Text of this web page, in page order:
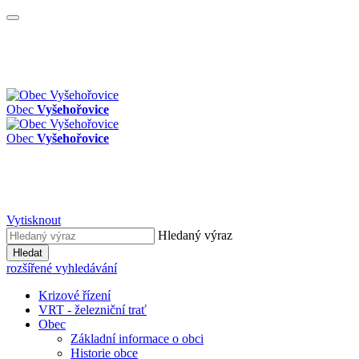
Obec Vyšehořovice
Obec Vyšehořovice
Vytisknout
Hledaný výraz
Hledat
rozšířené vyhledávání
Krizové řízení
VRT - železniční trať
Obec
Základní informace o obci
Historie obce